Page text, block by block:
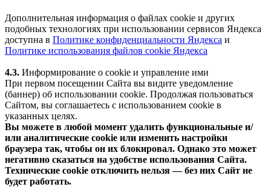
Дополнительная информация о файлах cookie и других
подобных технологиях при использовании сервисов Яндекса
доступна в Политике конфиденциальности Яндекса и
Политике использования файлов cookie Яндекса
4.3. Информирование о cookie и управление ими
При первом посещении Сайта вы видите уведомление
(баннер) об использовании cookie. Продолжая пользоваться
Сайтом, вы соглашаетесь с использованием cookie в
указанных целях.
Вы можете в любой момент удалить функциональные и/
или аналитические cookie или изменить настройки
браузера так, чтобы он их блокировал. Однако это может
негативно сказаться на удобстве использования Сайта.
Технические cookie отключить нельзя — без них Сайт не
будет работать.